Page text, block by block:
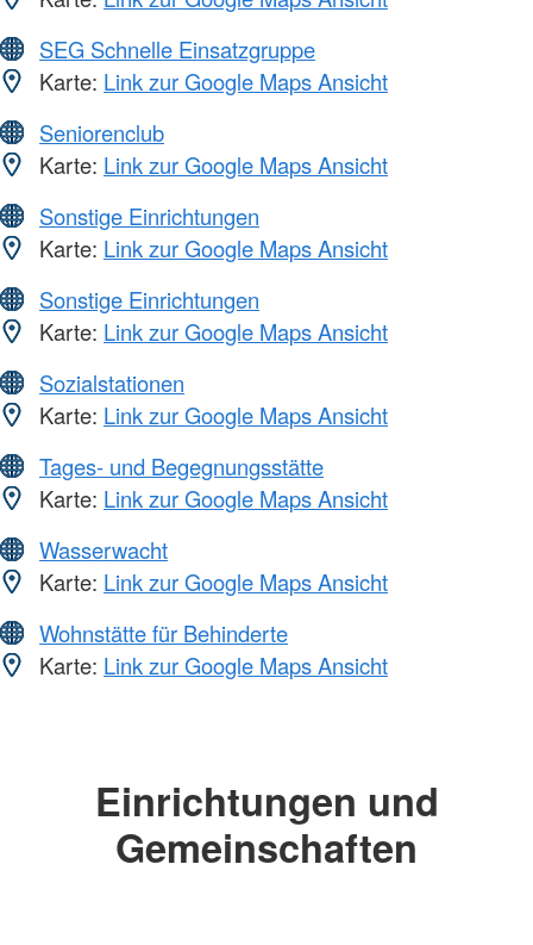
SEG Schnelle Einsatzgruppe
Karte: Link zur Google Maps Ansicht
Seniorenclub
Karte: Link zur Google Maps Ansicht
Sonstige Einrichtungen
Karte: Link zur Google Maps Ansicht
Sonstige Einrichtungen
Karte: Link zur Google Maps Ansicht
Sozialstationen
Karte: Link zur Google Maps Ansicht
Tages- und Begegnungsstätte
Karte: Link zur Google Maps Ansicht
Wasserwacht
Karte: Link zur Google Maps Ansicht
Wohnstätte für Behinderte
Karte: Link zur Google Maps Ansicht
Einrichtungen und
Gemeinschaften